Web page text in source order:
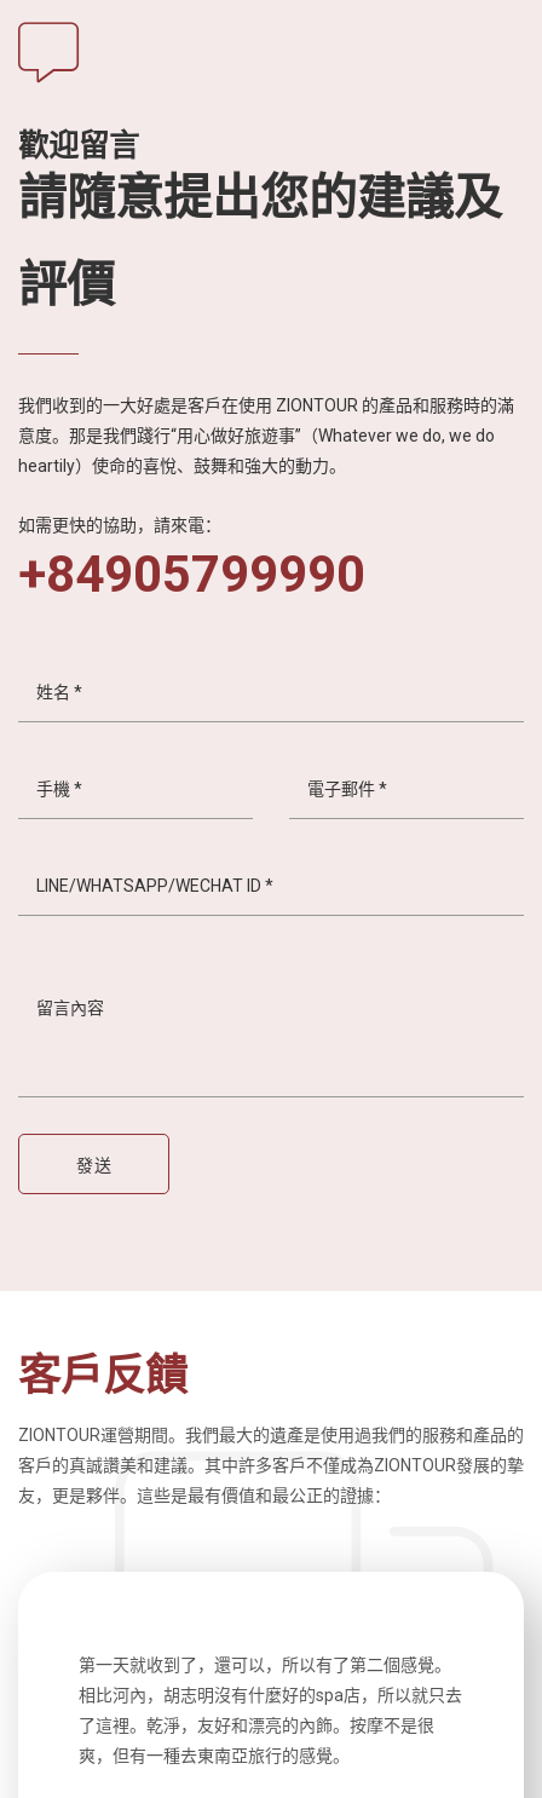
歡迎留言
請隨意提出您的建議及
評價
我們收到的一大好處是客戶在使用 ZIONTOUR 的產品和服務時的滿
意度。那是我們踐行“用心做好旅遊事”（Whatever we do, we do
heartily）使命的喜悅、鼓舞和強大的動力。
如需更快的協助，請來電：
+84905799990
客戶反饋
ZIONTOUR運營期間。我們最大的遺產是使用過我們的服務和產品的
客戶的真誠讚美和建議。其中許多客戶不僅成為ZIONTOUR發展的摯
友，更是夥伴。這些是最有價值和最公正的證據：
第一天就收到了，還可以，所以有了第二個感覺。
相比河內，胡志明沒有什麼好的spa店，所以就只去
了這裡。乾淨，友好和漂亮的內飾。按摩不是很
爽，但有一種去東南亞旅行的感覺。